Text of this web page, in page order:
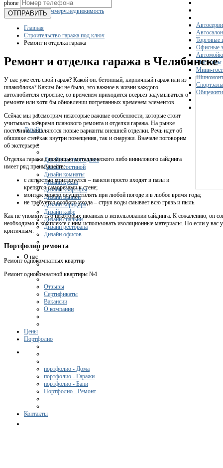
Склады
Коммерч.недвижимость
Торговые
Офисные
Магазины
Мини-
Спортзалы
Дизайн
Дизайн частного дома
Дизайн гостиной
Дизайн комнаты
Дизайн кухни
Дизайн квартиры
Дизайн ванной
Дизайн коридора
Дизайн кафе
Дизайн спальни
Дизайн ресторана
Дизайн офисов
О нас
Отзывы
Сертификаты
Вакансии
О компании
Цены
Портфолио
портфолио - Дома
портфолио - Гаражи
портфолио - Бани
Портфолио - Ремонт
Контакты
phone
ОТПРАВИТЬ
Главная
Строительство гаража под ключ
Ремонт и отделка гаража
Ремонт и отделка гаража в Челябинске
У вас уже есть свой гараж? Какой он: бетонный, кирпичный гараж или из
шлакоблока? Каким бы не было, это важное в жизни каждого
автолюбителя строение, со временем приходится всерьез задумываться о
ремонте или хотя бы обновлении потрепанных временем элементов.
Сейчас мы рассмотрим некоторые важные особенности, которые стоит
учитывать во время планового ремонта и отделки гаража. На рынке
постоянно появляются новые варианты внешней отделки. Речь идет об
обшивке стен как внутри помещения, так и снаружи. Вначале поговорим
об экстерьере.
Отделка гаража с помощью металлического либо винилового сайдинга
имеет ряд преимуществ:
с легкостью монтируется – панели просто входят в пазы и
крепятся саморезами к стене;
монтаж можно осуществлять при любой погоде и в любое время года;
не требуется особого ухода – струя воды смывает всю грязь и пыль.
Как не упомянуть о некоторых нюансах в использовании сайдинга. К сожалению, он
необходимо в комплексе с ним использовать изоляционные материалы. Но если у вас
критичным.
Портфолио ремонта
Ремонт однокомнатных квартир
Ремонт однокомнатной квартиры №1